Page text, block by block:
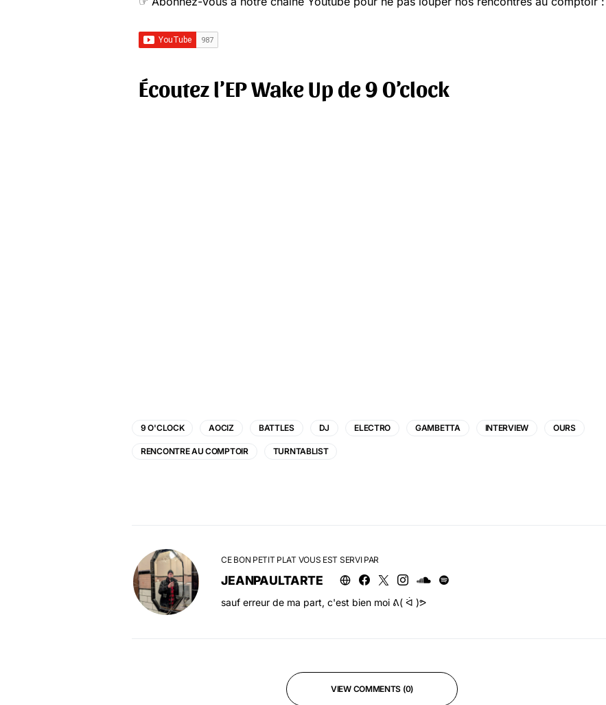
Écoutez l’EP Wake Up de 9 O’clock
9 O'CLOCK AOCIZ BATTLES DJ ELECTRO GAMBETTA INTERVIEW OURS
RENCONTRE AU COMPTOIR TURNTABLIST
CE BON PETIT PLAT VOUS EST SERVI PAR
JEANPAULTARTE
sauf erreur de ma part, c'est bien moi ᕕ( ᐛ )ᕗ
VIEW COMMENTS (0)